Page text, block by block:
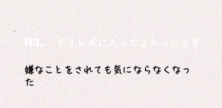
嫌なことをされても気にならなくなっ
た